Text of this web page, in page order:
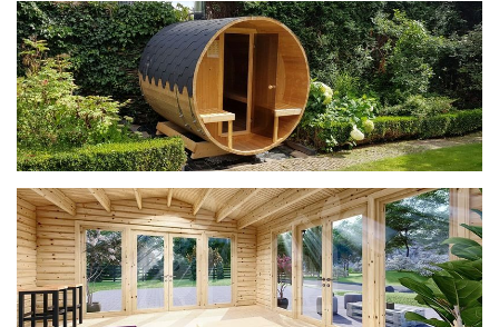
фотогалерея
Беседки CUBE
фотогалерея
БАНИ-БОЧКИ